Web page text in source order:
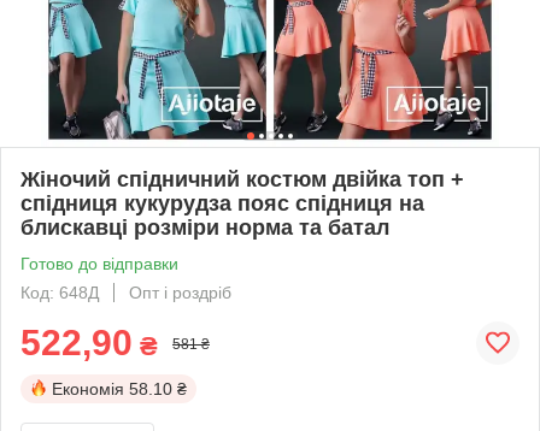
Жіночий спідничний костюм двійка топ +
спідниця кукурудза пояс спідниця на
блискавці розміри норма та батал
Готово до відправки
Код: 648Д
Опт і роздріб
522,90 ₴ 581 ₴
Економія 58.10 ₴